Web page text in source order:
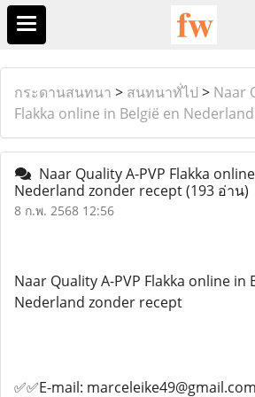
กระดานสนทนา > สนทนาทั่ไป > Naar
Flakka online in België en
Naar Quality A-PVP Flakka
Nederland zonder recept(193 อ่าน)
8 ก.พ. 2568 12:56
Naar Quality A-PVP Flakka online in
Nederland zonder recept
✅✅E-mail: marceleike49@gmail.com